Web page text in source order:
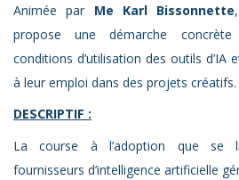
Animée par Me Karl Bissonnette,
propose une démarche
conditions d’utilisation des outils d’IA
à leur emploi dans des projets créatifs.
DESCRIPTIF :
La course à l’adoption que se
fournisseurs d’intelligence artificielle